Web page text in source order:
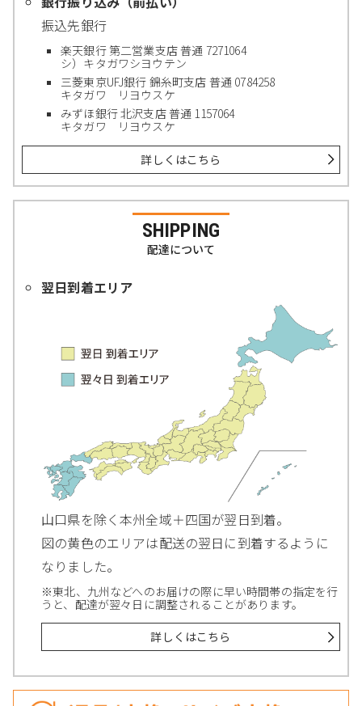
振込先銀行
楽天銀行 第二営業支店 普通 7271064
シ）キタガワシヨウテン
三菱東京UFJ銀行 錦糸町支店 普通 0784258
キタガワ リヨウスケ
みずほ銀行 北沢支店 普通 1157064
キタガワ リヨウスケ
詳しくはこちら
SHIPPING
配達について
翌日到着エリア
山口県を除く本州全域＋四国が翌日到着。
図の黄色のエリアは配送の翌日に到着するように
なりました。
※東北、九州などへのお届けの際に早い時間帯の指定を行
うと、配達が翌々日に調整されることがあります。
詳しくはこちら